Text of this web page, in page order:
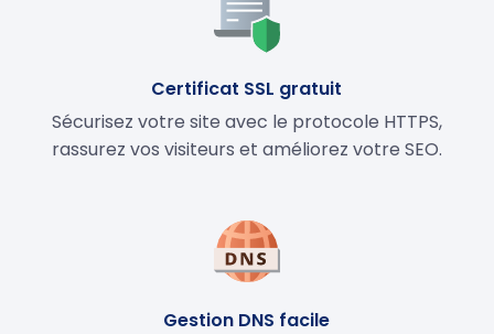
Certificat SSL gratuit
Sécurisez votre site avec le protocole HTTPS,
rassurez vos visiteurs et améliorez votre SEO.
Gestion DNS facile